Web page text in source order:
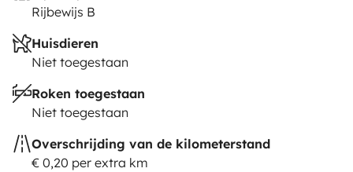
Rijbewijs B
Huisdieren
Niet toegestaan
Roken toegestaan
Niet toegestaan
Overschrijding van de kilometerstand
€ 0,20 per extra km